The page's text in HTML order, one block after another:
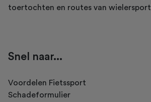
toertochten en routes van
Snel naar...
Voordelen Fietssport
Schadeformulier